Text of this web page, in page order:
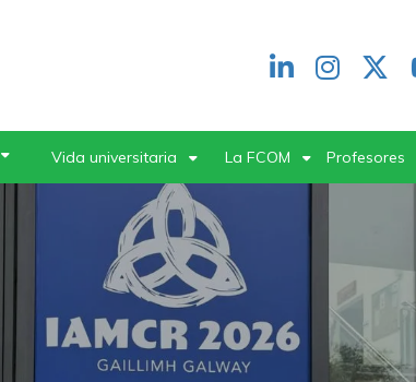
Redes
header
Vida universitaria La FCOM Profesores
inauguró un